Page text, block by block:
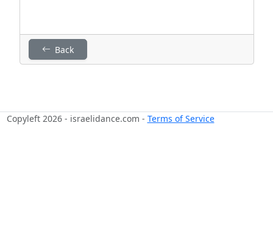
Back
Copyleft 2026 - israelidance.com - Terms of Service